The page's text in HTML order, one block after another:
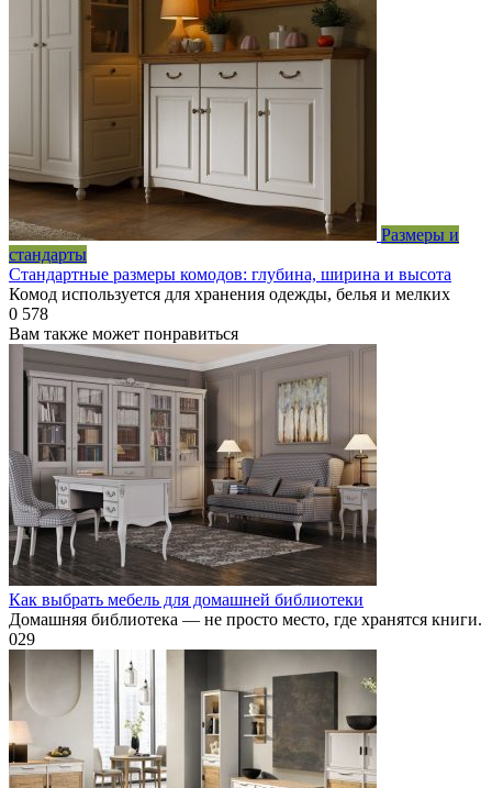
Размеры и
стандарты
Стандартные размеры комодов: глубина, ширина и высота
Комод используется для хранения одежды, белья и мелких
0 578
Вам также может понравиться
Как выбрать мебель для домашней библиотеки
Домашняя библиотека — не просто место, где хранятся книги.
029